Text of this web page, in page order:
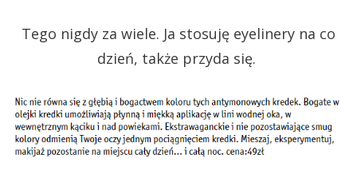
Tego nigdy za wiele. Ja stosuję eyelinery na co
dzień, także przyda się.